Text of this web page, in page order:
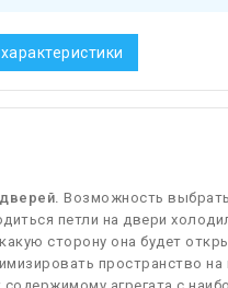
Возможность
петли на двери
сторону она будет
пространство на